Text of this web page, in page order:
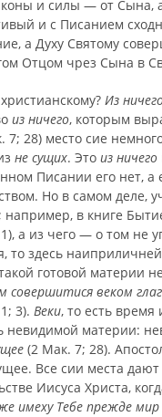
и силы — от
и с Писанием
а Духу Святому
Отцом чрез Сына в
Из
из ничего, которым
28) место сие
не сущих. Это из ничего
Писании его нет, а
Но в самом деле,
в книге
а из чего — о том не
то здесь
готовой материи
совершитися веком
3). Веки, то есть
невидимой материи:
(2 Мак. 7; 28).
Все сии места
Иисуса Христа,
имеху Тебе прежде